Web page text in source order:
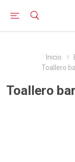
Inicio
Toallero
Toallero